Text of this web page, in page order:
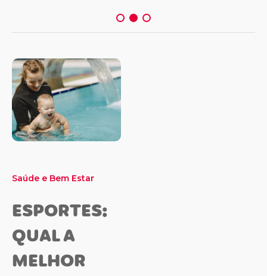
Saúde e Bem Estar
ESPORTES:
QUAL A
MELHOR